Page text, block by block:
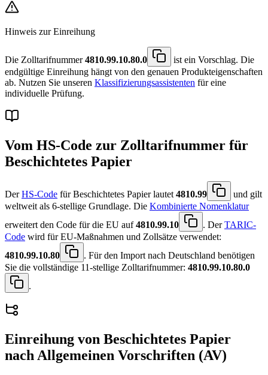
Hinweis zur Einreihung
Die Zolltarifnummer4810.99.10.80.0
ist ein Vorschlag. Die
endgültige Einreihung hängt von den genauen Produkteigenschaften
ab. Nutzen Sie unseren Klassifizierungsassistenten für eine
individuelle Prüfung.
Vom HS-Code zur Zolltarifnummer für
Beschichtetes Papier
DerHS-Code für Beschichtetes Papier lautet4810.99
und gilt
weltweit als 6-stellige Grundlage. Die Kombinierte Nomenklatur
erweitert den Code für die EU auf4810.99.10 . DerTARIC-
Code wird für EU-Maßnahmen und Zollsätze verwendet:
4810.99.10.80
. Für den Import nach Deutschland benötigen
Sie die vollständige 11-stellige Zolltarifnummer: 4810.99.10.80.0
.
Einreihung von Beschichtetes Papier
nach Allgemeinen Vorschriften (AV)